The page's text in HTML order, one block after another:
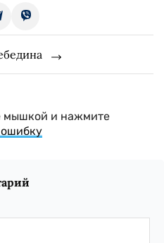
мышкой и нажмите
ошибку